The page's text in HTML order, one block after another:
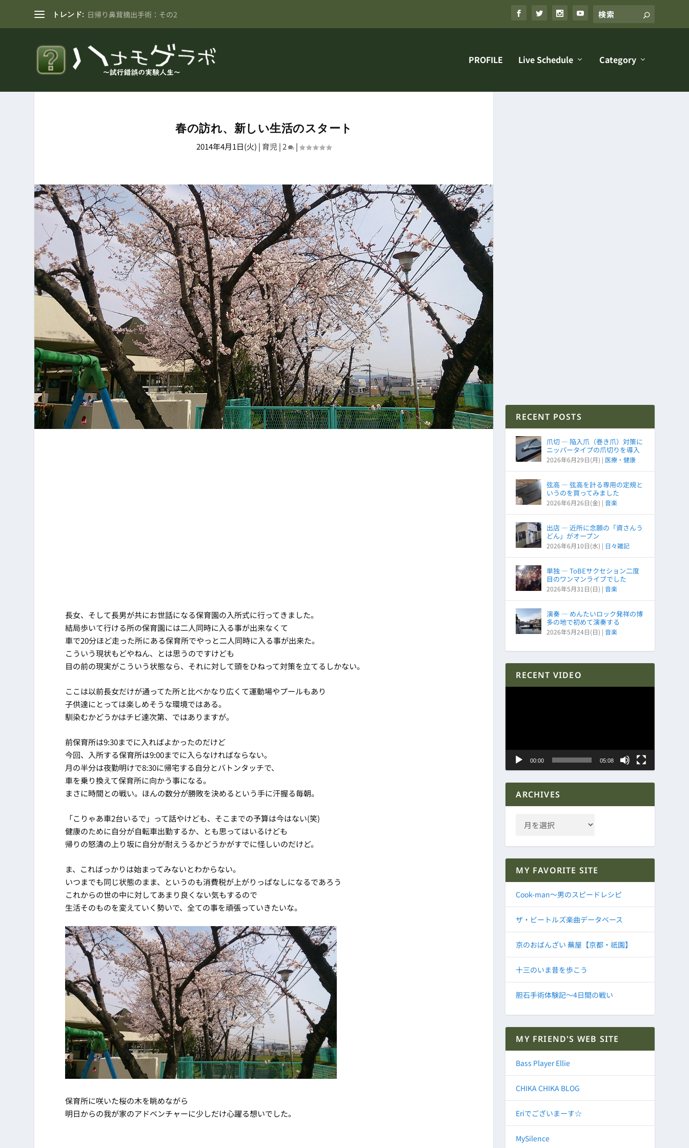
トレンド: 日帰り鼻茸摘出手術：その2
PROFILE Live Schedule Category
春の訪れ、新しい生活のスタート
2014年4月1日(火) | 育児|2 |
長女、そして長男が共にお世話になる保育園の入所式に行ってきました。
結局歩いて行ける所の保育園には二人同時に入る事が出来なくて
車で20分ほど走った所にある保育所でやっと二人同時に入る事が出来た。
こういう現状もどやねん、とは思うのですけども
目の前の現実がこういう状態なら、それに対して頭をひねって対策を立てるしかない。
ここは以前長女だけが通ってた所と比べかなり広くて運動場やプールもあり
子供達にとっては楽しめそうな環境ではある。
馴染むかどうかはチビ達次第、ではありますが。
前保育所は9:30までに入ればよかったのだけど
今回、入所する保育所は9:00までに入らなければならない。
月の半分は夜勤明けで8:30に帰宅する自分とバトンタッチで、
車を乗り換えて保育所に向かう事になる。
まさに時間との戦い。ほんの数分が勝敗を決めるという手に汗握る毎朝。
「こりゃあ車2台いるで」って話やけども、そこまでの予算は今はない(笑)
健康のために自分が自転車出勤するか、とも思ってはいるけども
帰りの怒濤の上り坂に自分が耐えうるかどうかがすでに怪しいのだけど。
ま、こればっかりは始まってみないとわからない。
いつまでも同じ状態のまま、というのも消費税が上がりっぱなしになるであろう
これからの世の中に対してあまり良くない気もするので
生活そのものを変えていく勢いで、全ての事を頑張っていきたいな。
保育所に咲いた桜の木を眺めながら
明日からの我が家のアドベンチャーに少しだけ心躍る想いでした。
RECENT POSTS
爪切 ― 陥入爪（巻き爪）対策に
ニッパータイプの爪切りを導入
2026年6月29日(月) | 医療・健康
弦高 ― 弦高を計る専用の定規と
いうのを買ってみました
2026年6月26日(金) |音楽
出店 ― 近所に念願の「資さんう
どん」がオープン
2026年6月10日(水) | 日々雑記
単独 ― ToBEサクセション二度
目のワンマンライブでした
2026年5月31日(日) |音楽
演奏 ― めんたいロック発祥の博
多の地で初めて演奏する
2026年5月24日(日) |音楽
RECENT VIDEO
ー
00:00 05:08
ARCHIVES
MY FAVORITE SITE
Cook-man～男のスピードレシピ
ザ・ビートルズ楽曲データベース
京のおばんざい 蕪屋【京都・祇園】
十三のいま昔を歩こう
胆石手術体験記～4日間の戦い
MY FRIEND'S WEB SITE
Bass Player Ellie
CHIKA CHIKA BLOG
Eriでございまーす☆
MySilence